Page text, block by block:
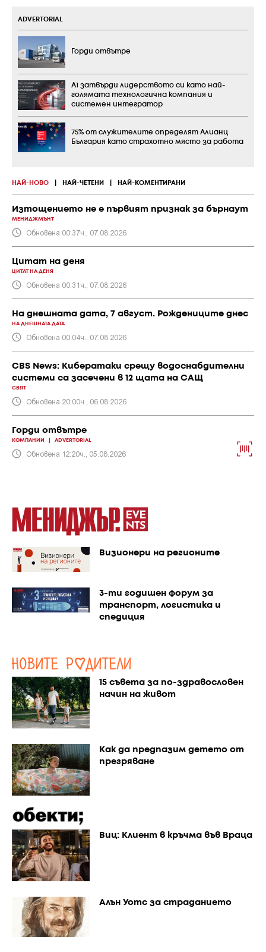
НАЙ-НОВО НАЙ-ЧЕТЕНИ НАЙ-КОМЕНТИРАНИ
Изтощението не е първият признак за бърнаут
МЕНИДЖМЪНТ
Обновена 00:37ч., 07.08.2026
Цитат на деня
ЦИТАТ НА ДЕНЯ
Обновена 00:31ч., 07.08.2026
На днешната дата, 7 август. Рождениците днес
НА ДНЕШНАТА ДАТА
Обновена 00:04ч., 07.08.2026
CBS News: Кибератаки срещу водоснабдителни
системи са засечени в 12 щата на САЩ
СВЯТ
Обновена 20:00ч., 06.08.2026
Горди отвътре
КОМПАНИИ ADVERTORIAL
Обновена 12:20ч., 05.08.2026
ADVERTORIAL
Горди отвътре
А1 затвърди лидерството си като най-
голямата технологична компания и
системен интегратор
75% от служителите определят Алианц
България като страхотно място за работа
Визионери на регионите
3-ти годишен форум за
транспорт, логистика и
спедиция
15 съвета за по-здравословен
начин на живот
Как да предпазим детето от
прегряване
Виц: Клиент в кръчма във Враца
Алън Уотс за страданието